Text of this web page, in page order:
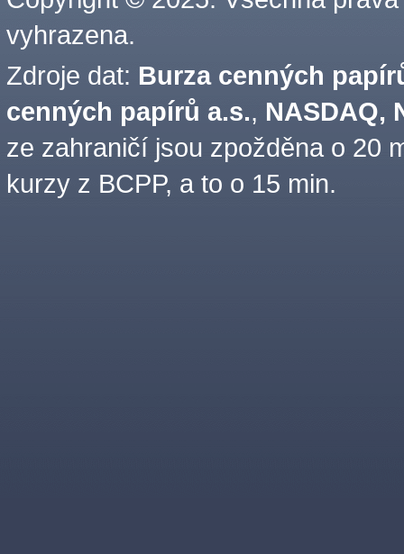
vyhrazena.
Zdroje dat: Burza cenných
cenných papírů a.s., NASDAQ,
ze zahraničí jsou zpožděna o 20
kurzy z BCPP, a to o 15 min.